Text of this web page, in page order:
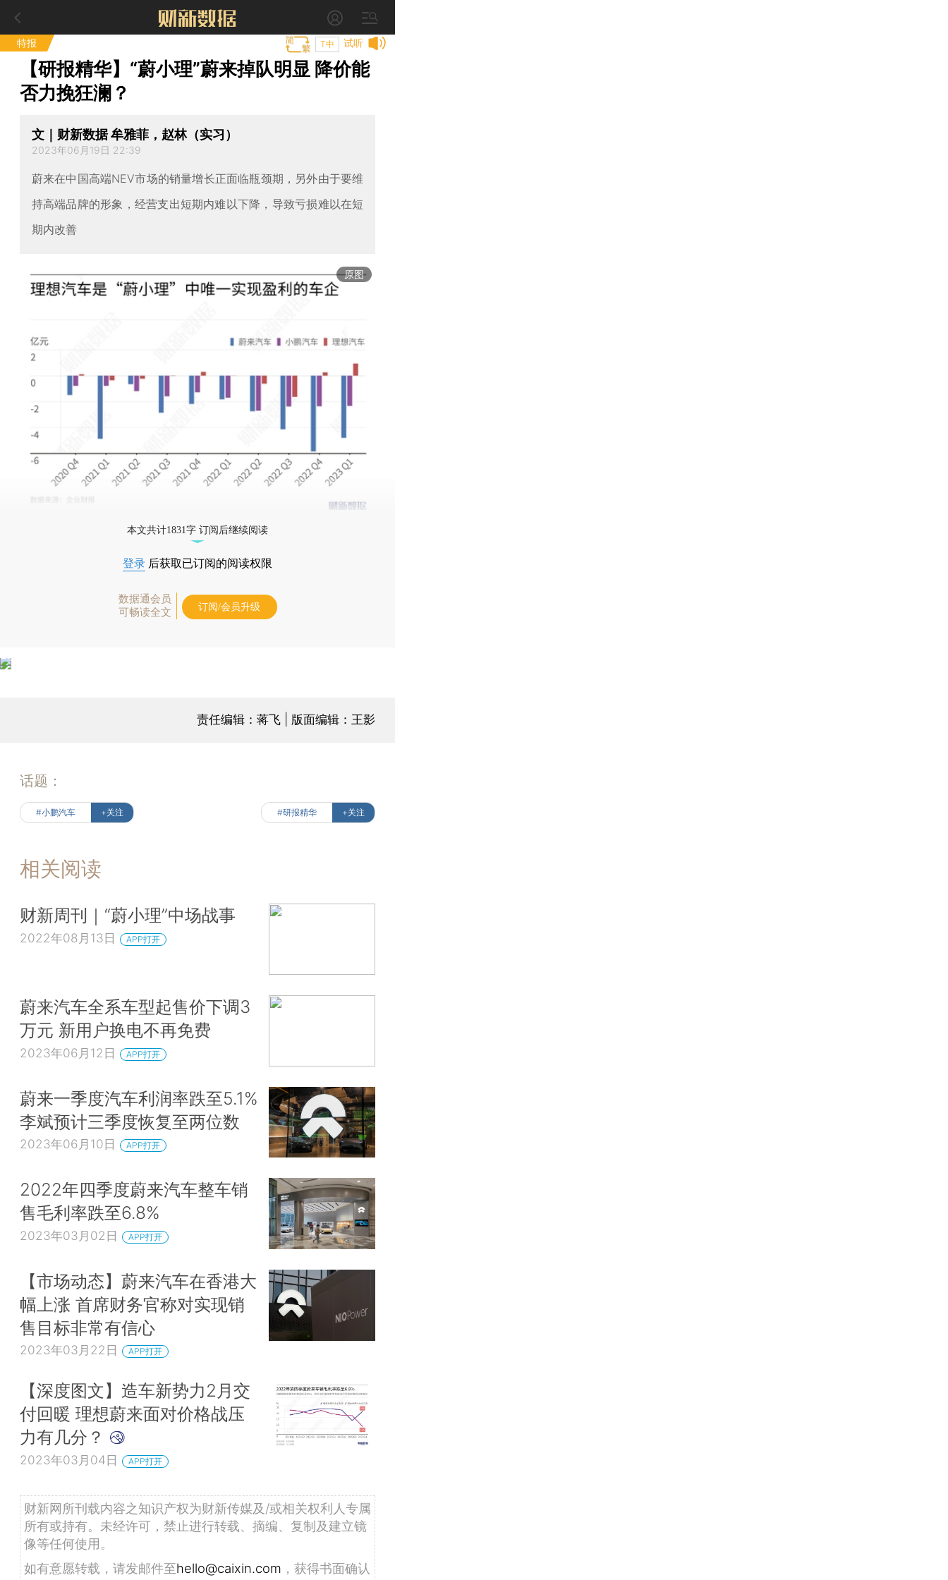
特报 试听
T中
【研报精华】“蔚小理”蔚来掉队明显 降价能
否力挽狂澜？
文｜财新数据 牟雅菲，赵林（实习）
2023年06月19日 22:39
蔚来在中国高端NEV市场的销量增长正面临瓶颈期，另外由于要维
持高端品牌的形象，经营支出短期内难以下降，导致亏损难以在短
期内改善
原图
本文共计1831字 订阅后继续阅读
登录 后获取已订阅的阅读权限
数据通会员
可畅读全文
订阅/会员升级
责任编辑：蒋飞 | 版面编辑：王影
话题：
#小鹏汽车 +关注 #研报精华 +关注
相关阅读
财新周刊｜“蔚小理”中场战事
2022年08月13日 APP打开
蔚来汽车全系车型起售价下调3
万元 新用户换电不再免费
2023年06月12日 APP打开
蔚来一季度汽车利润率跌至5.1%
李斌预计三季度恢复至两位数
2023年06月10日 APP打开
2022年四季度蔚来汽车整车销
售毛利率跌至6.8%
2023年03月02日 APP打开
【市场动态】蔚来汽车在香港大
幅上涨 首席财务官称对实现销
售目标非常有信心
2023年03月22日 APP打开
【深度图文】造车新势力2月交
付回暖 理想蔚来面对价格战压
力有几分？
2023年03月04日 APP打开
财新网所刊载内容之知识产权为财新传媒及/或相关权利人专属
所有或持有。未经许可，禁止进行转载、摘编、复制及建立镜
像等任何使用。
如有意愿转载，请发邮件至hello@caixin.com ，获得书面确认